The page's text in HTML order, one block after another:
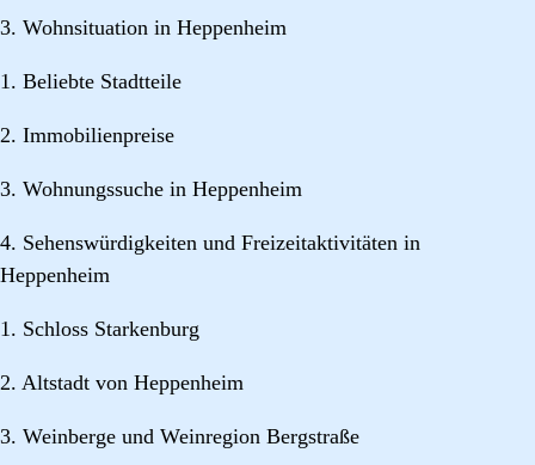
3. Wohnsituation in Heppenheim
1. Beliebte Stadtteile
2. Immobilienpreise
3. Wohnungssuche in Heppenheim
4. Sehenswürdigkeiten und Freizeitaktivitäten in
Heppenheim
1. Schloss Starkenburg
2. Altstadt von Heppenheim
3. Weinberge und Weinregion Bergstraße